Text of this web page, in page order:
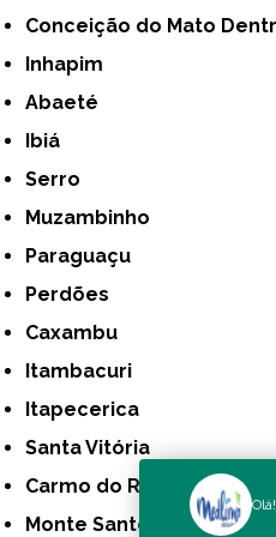
Conceição do Mato
Inhapim
Abaeté
Ibiá
Serro
Muzambinho
Paraguaçu
Perdões
Caxambu
Itambacuri
Itapecerica
Santa Vitória
Carmo do Rio Claro
Monte Santo de Minas